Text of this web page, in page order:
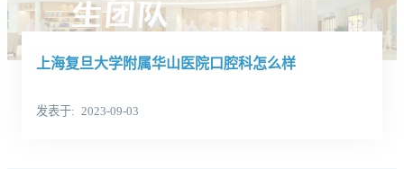
上海复旦大学附属华山医院口腔科怎么样
发表于 2023-09-03